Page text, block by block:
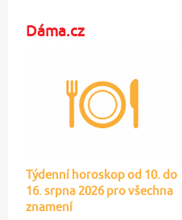
Dáma.cz
Týdenní horoskop od 10. do
16. srpna 2026 pro všechna
znamení